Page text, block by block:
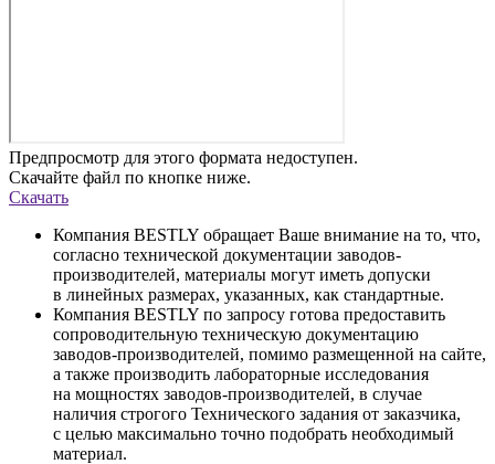
Предпросмотр для этого формата недоступен.
Скачайте файл по кнопке ниже.
Скачать
Компания BESTLY обращает Ваше внимание на то, что,
согласно технической документации заводов-
производителей, материалы могут иметь допуски
в линейных размерах, указанных, как стандартные.
Компания BESTLY по запросу готова предоставить
сопроводительную техническую документацию
заводов-производителей, помимо размещенной на сайте,
а также производить лабораторные исследования
на мощностях заводов-производителей, в случае
наличия строгого Технического задания от заказчика,
с целью максимально точно подобрать необходимый
материал.